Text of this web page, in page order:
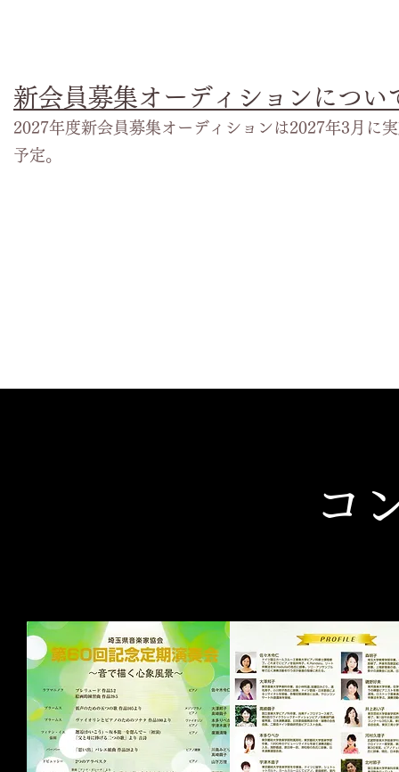
新会員募集オーディションについ
2027年度新会員募集オーディションは2027年3月に
予定。
コ